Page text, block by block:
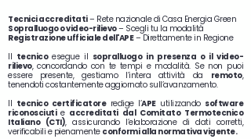
Tecnici accreditati– Rete nazionale di Casa Energia Green
Sopralluogo o video-rilievo– Scegli tu la modalità
Registrazione ufficiale dell'APE– Direttamente in Regione
Il tecnicoesegue il sopralluogo in presenza o il video-
rilievo, concordando con te tempi e modalità. Se non puoi
essere presente, gestiamo l’intera attività da remoto,
tenendoti costantemente aggiornato sull’avanzamento.
Il tecnico certificatoreredige l’APEutilizzando software
riconosciuti e accreditati dal Comitato Termotecnico
Italiano (CTI), assicurando l’elaborazione di dati corretti,
verificabili e pienamente conformi alla normativa vigente.